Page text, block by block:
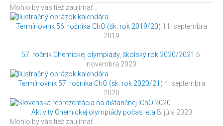
Mohlo by vás tiež zaujímať…
Termínovník 56. ročníka ChO (šk. rok 2019/20) 11. septembra
2019
57. ročník Chemickej olympiády, školský rok 2020/2021 6.
novembra 2020
Termínovník 57. ročníka ChO (šk. rok 2020/21) 4. septembra
2020
Aktivity Chemickej olympiády počas leta 8. júla 2020
Mohlo by vás tiež zaujímať…